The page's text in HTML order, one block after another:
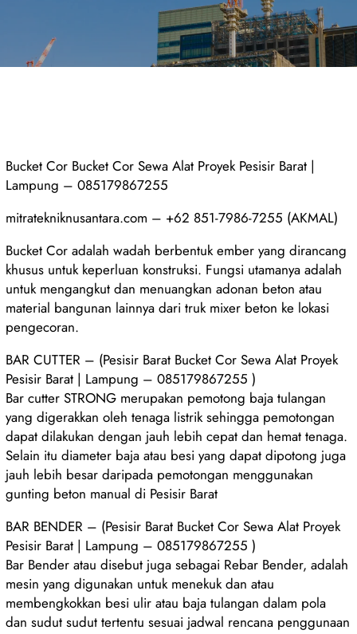
Bucket Cor Bucket Cor Sewa Alat Proyek Pesisir Barat |
Lampung – 085179867255
mitratekniknusantara.com – +62 851-7986-7255 (AKMAL)
Bucket Cor adalah wadah berbentuk ember yang dirancang
khusus untuk keperluan konstruksi. Fungsi utamanya adalah
untuk mengangkut dan menuangkan adonan beton atau
material bangunan lainnya dari truk mixer beton ke lokasi
pengecoran.
BAR CUTTER – (Pesisir Barat Bucket Cor Sewa Alat Proyek
Pesisir Barat | Lampung – 085179867255 )
Bar cutter STRONG merupakan pemotong baja tulangan
yang digerakkan oleh tenaga listrik sehingga pemotongan
dapat dilakukan dengan jauh lebih cepat dan hemat tenaga.
Selain itu diameter baja atau besi yang dapat dipotong juga
jauh lebih besar daripada pemotongan menggunakan
gunting beton manual di Pesisir Barat
BAR BENDER – (Pesisir Barat Bucket Cor Sewa Alat Proyek
Pesisir Barat | Lampung – 085179867255 )
Bar Bender atau disebut juga sebagai Rebar Bender, adalah
mesin yang digunakan untuk menekuk dan atau
membengkokkan besi ulir atau baja tulangan dalam pola
dan sudut sudut tertentu sesuai jadwal rencana penggunaan